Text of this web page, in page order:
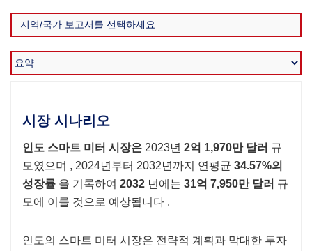
시장 시나리오
인도 스마트 미터 시장은 2023년 2억 1,970만 달러 규
모였으며 , 2024년부터 2032년까지 연평균 34.57%의
성장률 을 기록하여 2032 년에는 31억 7,950만 달러 규
모에 이를 것으로 예상됩니다 .
인도의 스마트 미터 시장은 전략적 계획과 막대한 투자